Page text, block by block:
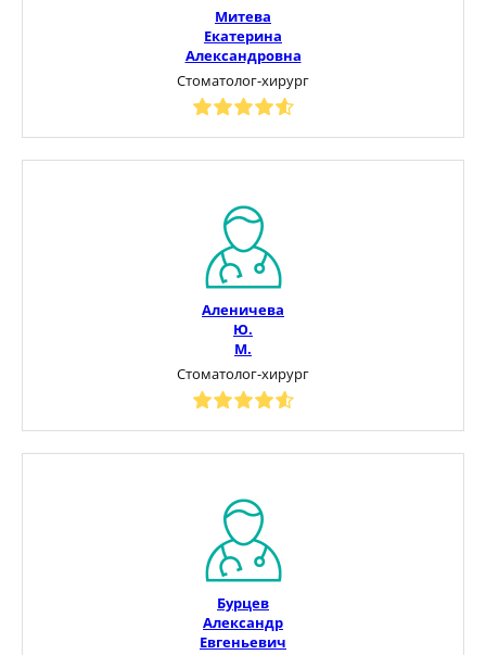
Митева
Екатерина
Александровна
Стоматолог-хирург
Аленичева
Ю.
М.
Стоматолог-хирург
Бурцев
Александр
Евгеньевич